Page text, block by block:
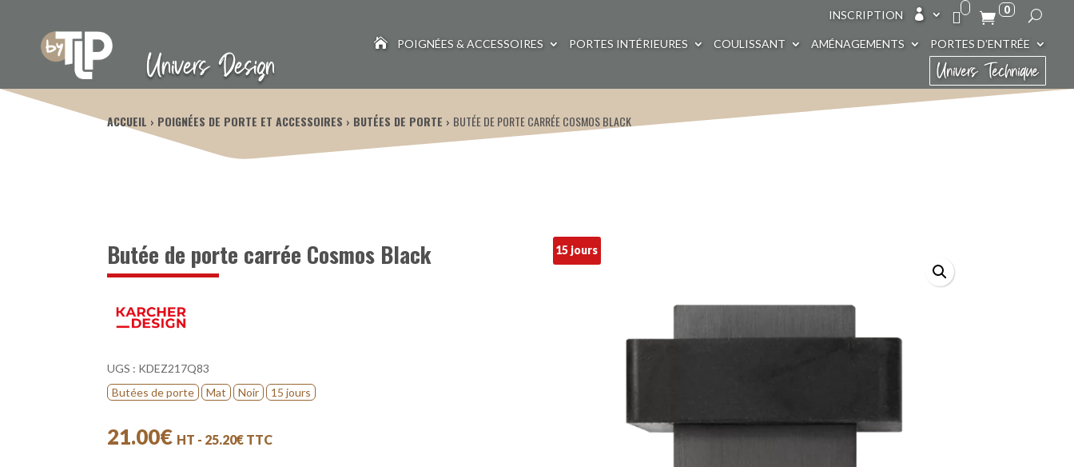
Univers Design
INSCRIPTION  0
 POIGNÉES & ACCESSOIRES PORTES INTÉRIEURES COULISSANT AMÉNAGEMENTS PORTES D’ENTRÉE
Univers Technique
ACCUEIL POIGNÉES DE PORTE ET ACCESSOIRES BUTÉES DE PORTE BUTÉE DE PORTE CARRÉE COSMOS BLACK
Butée de porte carrée Cosmos Black
UGS : KDEZ217Q83
Butées de porte
Mat Noir 15 jours
21.00€ HT - 25.20€ TTC
15 jours